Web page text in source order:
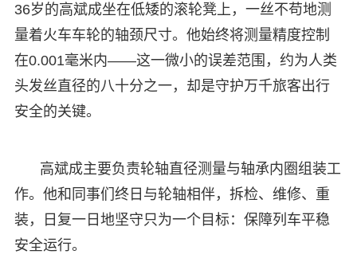
36岁的高斌成坐在低矮的滚轮凳上，一丝不苟地测
量着火车车轮的轴颈尺寸。他始终将测量精度控制
在0.001毫米内——这一微小的误差范围，约为人类
头发丝直径的八十分之一，却是守护万千旅客出行
安全的关键。
高斌成主要负责轮轴直径测量与轴承内圈组装工
作。他和同事们终日与轮轴相伴，拆检、维修、重
装，日复一日地坚守只为一个目标：保障列车平稳
安全运行。